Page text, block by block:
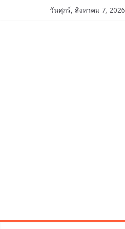
วันศุกร์, สิงหาคม 7, 2026